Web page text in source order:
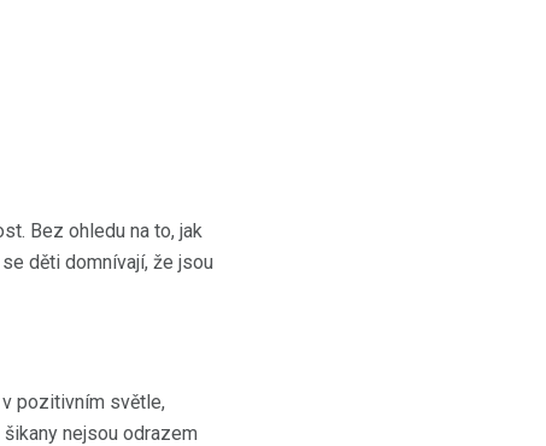
Bez ohledu na to, jak
děti domnívají, že jsou
pozitivním světle,
nejsou odrazem